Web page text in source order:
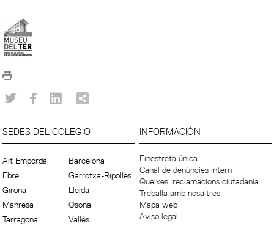
SEDES DEL COLEGIO
Alt Empordà
Barcelona
Ebre
Garrotxa-Ripollès
Girona
Lleida
Manresa
Osona
Tarragona
Vallès
INFORMACIÓN
Finestreta única
Canal de denúncies intern
Queixes, reclamacions ciutadania
Treballa amb nosaltres
Mapa web
Aviso legal